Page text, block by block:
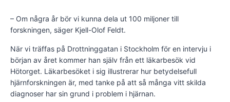
– Om några år bör vi kunna dela ut 100 miljoner till
forskningen, säger Kjell-Olof Feldt.
När vi träffas på Drottninggatan i Stockholm för en intervju i
början av året kommer han själv från ett läkarbesök vid
Hötorget. Läkarbesöket i sig illustrerar hur betydelsefull
hjärnforskningen är, med tanke på att så många vitt skilda
diagnoser har sin grund i problem i hjärnan.